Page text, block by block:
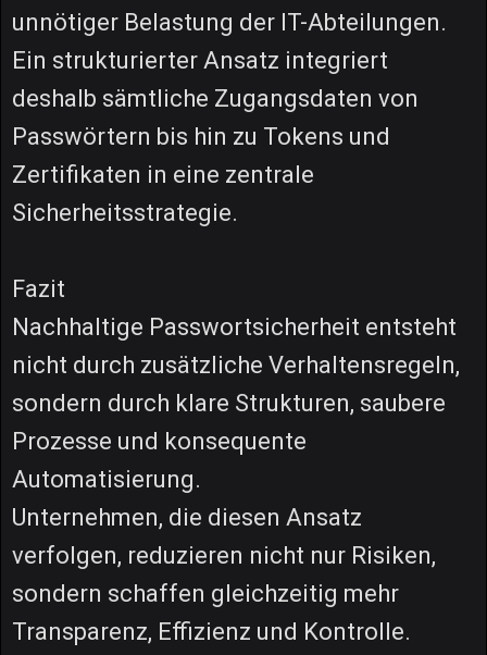
unnötiger Belastung der IT-Abteilungen.
Ein strukturierter Ansatz integriert
deshalb sämtliche Zugangsdaten von
Passwörtern bis hin zu Tokens und
Zertifikaten in eine zentrale
Sicherheitsstrategie.
Fazit
Nachhaltige Passwortsicherheit entsteht
nicht durch zusätzliche Verhaltensregeln,
sondern durch klare Strukturen, saubere
Prozesse und konsequente
Automatisierung.
Unternehmen, die diesen Ansatz
verfolgen, reduzieren nicht nur Risiken,
sondern schaffen gleichzeitig mehr
Transparenz, Effizienz und Kontrolle.